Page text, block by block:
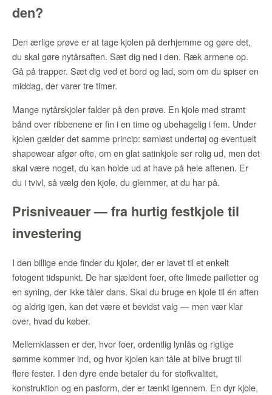
den?
Den ærlige prøve er at tage kjolen på derhjemme og gøre det,
du skal gøre nytårsaften. Sæt dig ned i den. Ræk armene op.
Gå på trapper. Sæt dig ved et bord og lad, som om du spiser en
middag, der varer tre timer.
Mange nytårskjoler falder på den prøve. En kjole med stramt
bånd over ribbenene er fin i en time og ubehagelig i fem. Under
kjolen gælder det samme princip: sømløst undertøj og eventuelt
shapewear afgør ofte, om en glat satinkjole ser rolig ud, men det
skal være noget, du kan holde ud at have på hele aftenen. Er
du i tvivl, så vælg den kjole, du glemmer, at du har på.
Prisniveauer — fra hurtig festkjole til
investering
I den billige ende finder du kjoler, der er lavet til et enkelt
fotogent tidspunkt. De har sjældent foer, ofte limede pailletter og
en syning, der ikke tåler dans. Skal du bruge en kjole til én aften
og aldrig igen, kan det være et bevidst valg — men vær klar
over, hvad du køber.
Mellemklassen er der, hvor foer, ordentlig lynlås og rigtige
sømme kommer ind, og hvor kjolen kan tåle at blive brugt til
flere fester. I den dyre ende betaler du for stofkvalitet,
konstruktion og en pasform, der er tænkt igennem. En dyr kjole,